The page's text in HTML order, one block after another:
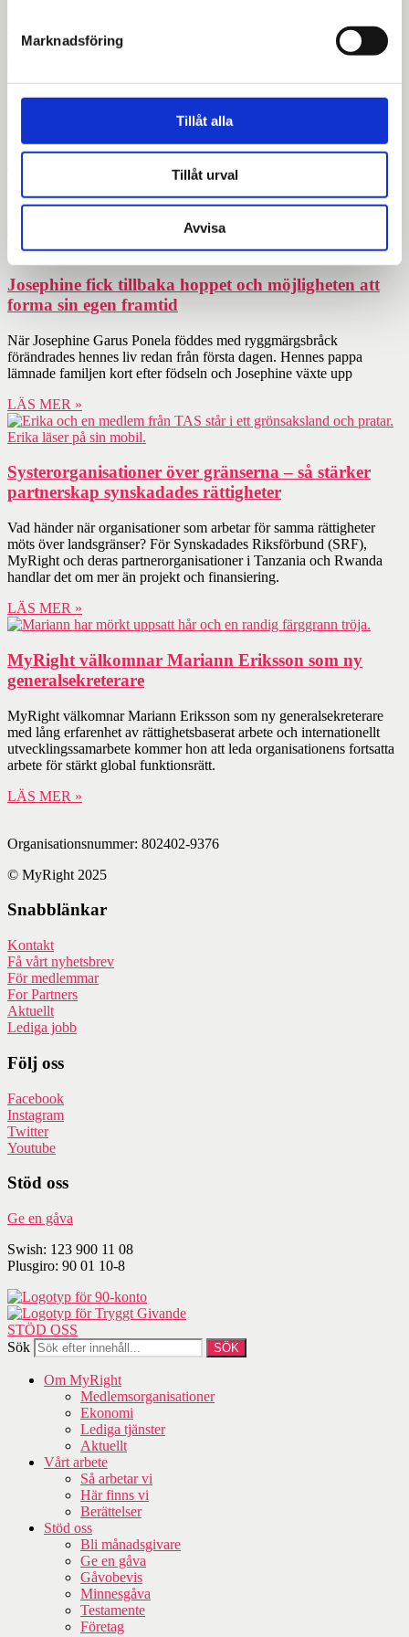
Marknadsföring
Tillåt alla
Tillåt urval
Avvisa
Fransisco hittade gemenskap genom dansen
För några år sedan mådde Fransisco Surruco, 24, väldigt dåligt. I
dag beskriver han sig själv som gladare, mer hoppfull och omgiven
Josephine fick tillbaka hoppet och möjligheten att
forma sin egen framtid
När Josephine Garus Ponela föddes med ryggmärgsbråck
förändrades hennes liv redan från första dagen. Hennes pappa
lämnade familjen kort efter födseln och Josephine växte upp
LÄS MER »
Systerorganisationer över gränserna – så stärker
partnerskap synskadades rättigheter
Vad händer när organisationer som arbetar för samma rättigheter
möts över landsgränser? För Synskadades Riksförbund (SRF),
MyRight och deras partnerorganisationer i Tanzania och Rwanda
handlar det om mer än projekt och finansiering.
LÄS MER »
MyRight välkomnar Mariann Eriksson som ny
generalsekreterare
MyRight välkomnar Mariann Eriksson som ny generalsekreterare
med lång erfarenhet av rättighetsbaserat arbete och internationellt
utvecklingssamarbete kommer hon att leda organisationens fortsatta
arbete för stärkt global funktionsrätt.
LÄS MER »
Organisationsnummer: 802402-9376
© MyRight 2025
Snabblänkar
Kontakt
Få vårt nyhetsbrev
För medlemmar
For Partners
Aktuellt
Lediga jobb
Följ oss
Facebook
Instagram
Twitter
Youtube
Stöd oss
Ge en gåva
Swish: 123 900 11 08
Plusgiro: 90 01 10-8
STÖD OSS
Sök
SÖK
Om MyRight
Medlemsorganisationer
Ekonomi
Lediga tjänster
Aktuellt
Vårt arbete
Så arbetar vi
Här finns vi
Berättelser
Stöd oss
Bli månadsgivare
Ge en gåva
Gåvobevis
Minnesgåva
Testamente
Företag